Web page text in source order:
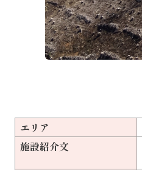
エリア
施設紹介文